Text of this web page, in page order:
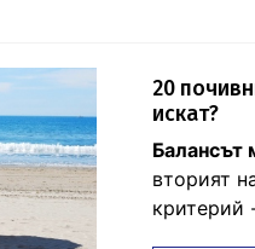
20
искат?
Балансът
вторият
критерий